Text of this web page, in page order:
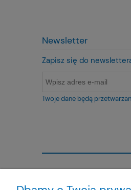
Newsletter
Zapisz się do
Twoje dane będą